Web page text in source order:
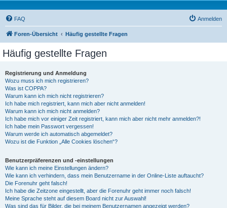
FAQ Anmelden
Foren-Übersicht Häufig gestellte Fragen
Häufig gestellte Fragen
Registrierung und Anmeldung
Wozu muss ich mich registrieren?
Was ist COPPA?
Warum kann ich mich nicht registrieren?
Ich habe mich registriert, kann mich aber nicht anmelden!
Warum kann ich mich nicht anmelden?
Ich habe mich vor einiger Zeit registriert, kann mich aber nicht mehr anmelden?!
Ich habe mein Passwort vergessen!
Warum werde ich automatisch abgemeldet?
Wozu ist die Funktion „Alle Cookies löschen“?
Benutzerpräferenzen und -einstellungen
Wie kann ich meine Einstellungen ändern?
Wie kann ich verhindern, dass mein Benutzername in der Online-Liste auftaucht?
Die Forenuhr geht falsch!
Ich habe die Zeitzone eingestellt, aber die Forenuhr geht immer noch falsch!
Meine Sprache steht auf diesem Board nicht zur Auswahl!
Was sind das für Bilder, die bei meinem Benutzernamen angezeigt werden?